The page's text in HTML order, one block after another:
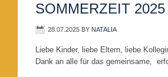
SOMMERZEIT 2025
28.07.2025 BY NATALIA
Liebe Kinder, liebe Eltern, liebe
Dank an alle für das gemeinsame,